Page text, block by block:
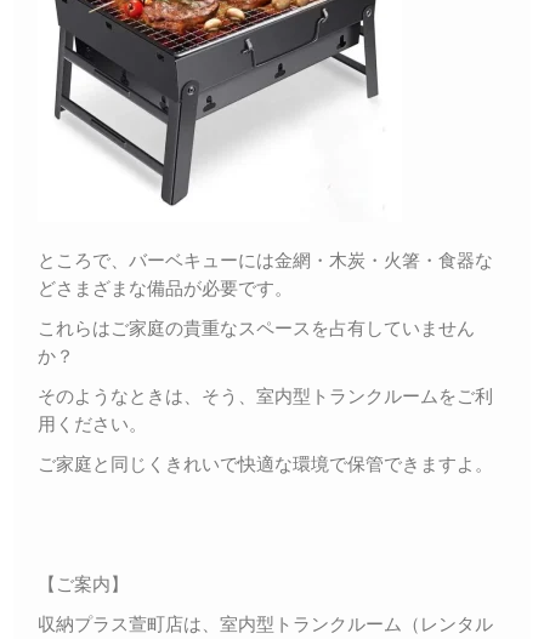
ところで、バーベキューには金網・木炭・火箸・食器な
どさまざまな備品が必要です。
これらはご家庭の貴重なスペースを占有していません
か？
そのようなときは、そう、室内型トランクルームをご利
用ください。
ご家庭と同じくきれいで快適な環境で保管できますよ。
【ご案内】
収納プラス萱町店は、室内型トランクルーム（レンタル